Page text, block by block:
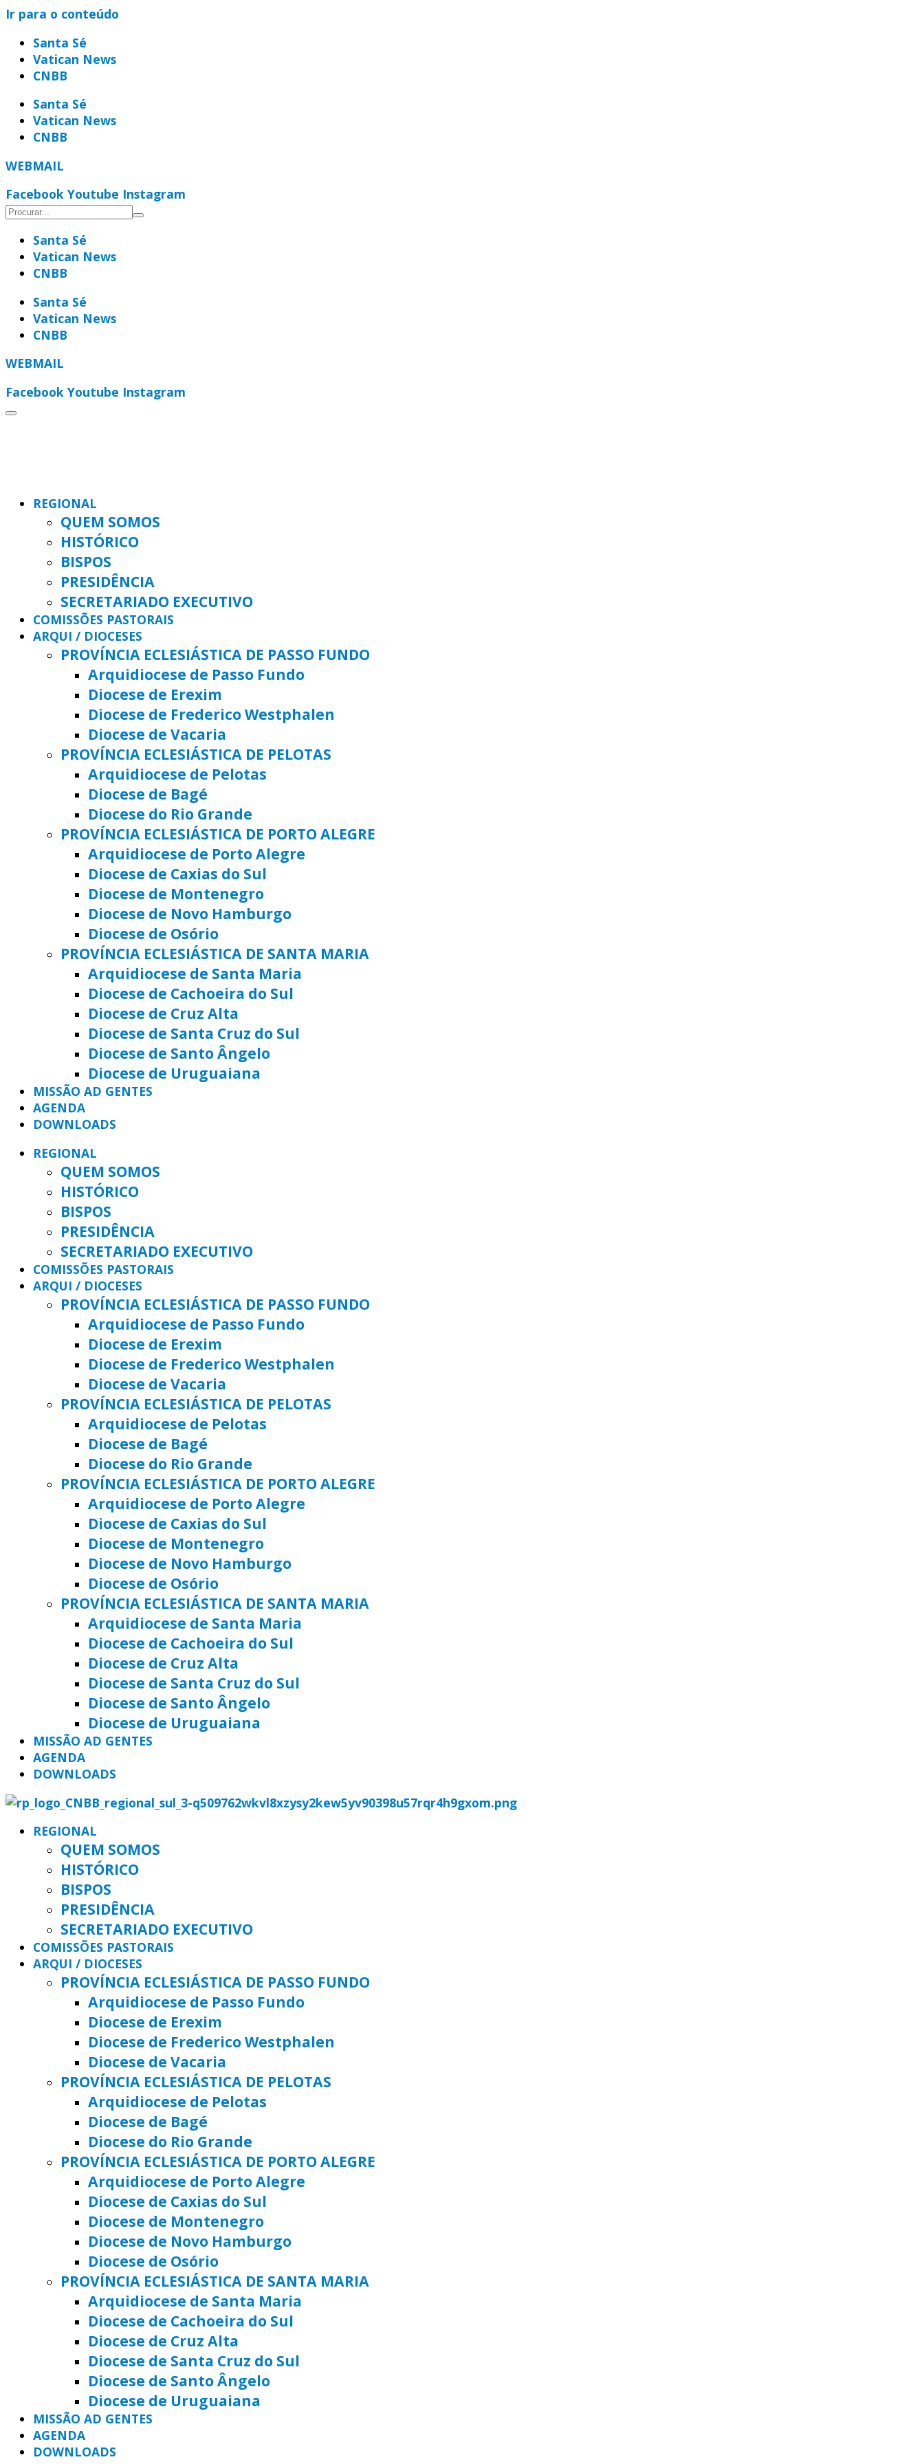
Ir para o conteúdo
Santa Sé
Vatican News
CNBB
Santa Sé
Vatican News
CNBB
WEBMAIL
Facebook Youtube Instagram
Santa Sé
Vatican News
CNBB
Santa Sé
Vatican News
CNBB
WEBMAIL
Facebook Youtube Instagram
REGIONAL
QUEM SOMOS
HISTÓRICO
BISPOS
PRESIDÊNCIA
SECRETARIADO EXECUTIVO
COMISSÕES PASTORAIS
ARQUI / DIOCESES
PROVÍNCIA ECLESIÁSTICA DE PASSO FUNDO
Arquidiocese de Passo Fundo
Diocese de Erexim
Diocese de Frederico Westphalen
Diocese de Vacaria
PROVÍNCIA ECLESIÁSTICA DE PELOTAS
Arquidiocese de Pelotas
Diocese de Bagé
Diocese do Rio Grande
PROVÍNCIA ECLESIÁSTICA DE PORTO ALEGRE
Arquidiocese de Porto Alegre
Diocese de Caxias do Sul
Diocese de Montenegro
Diocese de Novo Hamburgo
Diocese de Osório
PROVÍNCIA ECLESIÁSTICA DE SANTA MARIA
Arquidiocese de Santa Maria
Diocese de Cachoeira do Sul
Diocese de Cruz Alta
Diocese de Santa Cruz do Sul
Diocese de Santo Ângelo
Diocese de Uruguaiana
MISSÃO AD GENTES
AGENDA
DOWNLOADS
REGIONAL
QUEM SOMOS
HISTÓRICO
BISPOS
PRESIDÊNCIA
SECRETARIADO EXECUTIVO
COMISSÕES PASTORAIS
ARQUI / DIOCESES
PROVÍNCIA ECLESIÁSTICA DE PASSO FUNDO
Arquidiocese de Passo Fundo
Diocese de Erexim
Diocese de Frederico Westphalen
Diocese de Vacaria
PROVÍNCIA ECLESIÁSTICA DE PELOTAS
Arquidiocese de Pelotas
Diocese de Bagé
Diocese do Rio Grande
PROVÍNCIA ECLESIÁSTICA DE PORTO ALEGRE
Arquidiocese de Porto Alegre
Diocese de Caxias do Sul
Diocese de Montenegro
Diocese de Novo Hamburgo
Diocese de Osório
PROVÍNCIA ECLESIÁSTICA DE SANTA MARIA
Arquidiocese de Santa Maria
Diocese de Cachoeira do Sul
Diocese de Cruz Alta
Diocese de Santa Cruz do Sul
Diocese de Santo Ângelo
Diocese de Uruguaiana
MISSÃO AD GENTES
AGENDA
DOWNLOADS
REGIONAL
QUEM SOMOS
HISTÓRICO
BISPOS
PRESIDÊNCIA
SECRETARIADO EXECUTIVO
COMISSÕES PASTORAIS
ARQUI / DIOCESES
PROVÍNCIA ECLESIÁSTICA DE PASSO FUNDO
Arquidiocese de Passo Fundo
Diocese de Erexim
Diocese de Frederico Westphalen
Diocese de Vacaria
PROVÍNCIA ECLESIÁSTICA DE PELOTAS
Arquidiocese de Pelotas
Diocese de Bagé
Diocese do Rio Grande
PROVÍNCIA ECLESIÁSTICA DE PORTO ALEGRE
Arquidiocese de Porto Alegre
Diocese de Caxias do Sul
Diocese de Montenegro
Diocese de Novo Hamburgo
Diocese de Osório
PROVÍNCIA ECLESIÁSTICA DE SANTA MARIA
Arquidiocese de Santa Maria
Diocese de Cachoeira do Sul
Diocese de Cruz Alta
Diocese de Santa Cruz do Sul
Diocese de Santo Ângelo
Diocese de Uruguaiana
MISSÃO AD GENTES
AGENDA
DOWNLOADS